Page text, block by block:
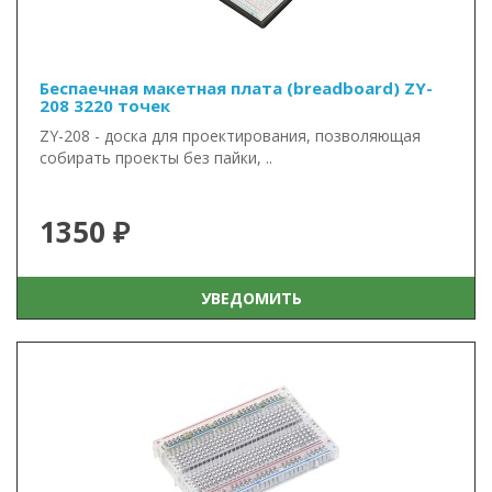
Беспаечная макетная плата (breadboard) ZY-
208 3220 точек
ZY-208 - доска для проектирования, позволяющая
собирать проекты без пайки, ..
1350 ₽
УВЕДОМИТЬ